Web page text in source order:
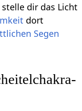
dir das Licht
dort
Segen